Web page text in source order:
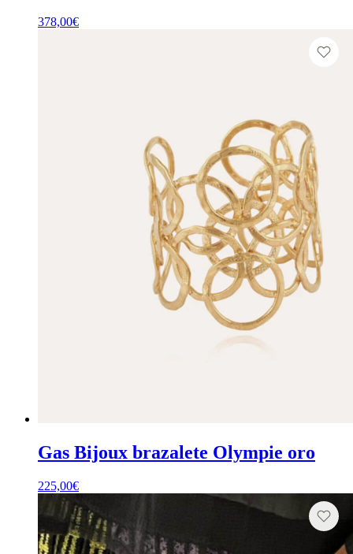
378,00€
Gas Bijoux brazalete Olympie oro
225,00€